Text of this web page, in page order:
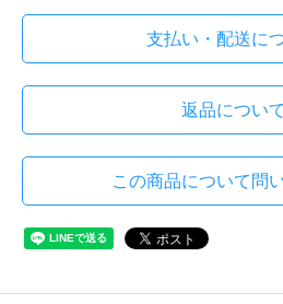
支払い・配送に
返品について
この商品について問